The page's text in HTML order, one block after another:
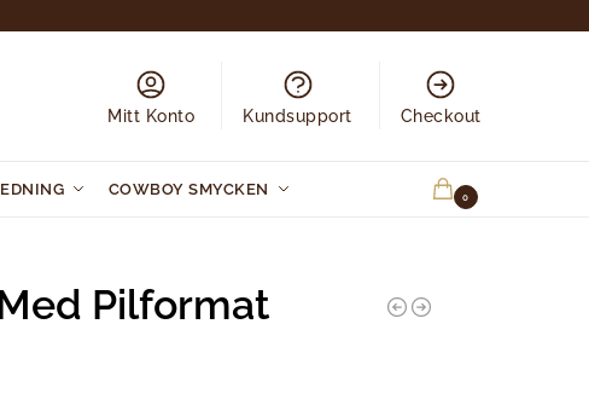
Mitt Konto Kundsupport Checkout
COWBOY SMYCKEN 0
Pilformat